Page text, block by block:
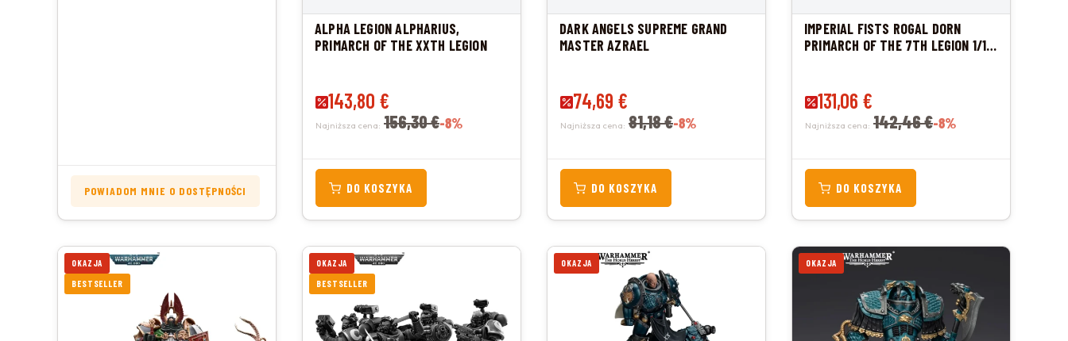
POWIADOM MNIE O DOSTĘPNOŚCI
ALPHA LEGION ALPHARIUS,
PRIMARCH OF THE XXTH LEGION
Cena promocyjna
143,80 €
Najniższa cena: 156,30 €-8%
DO KOSZYKA
DARK ANGELS SUPREME GRAND
MASTER AZRAEL
Cena promocyjna
74,69 €
Najniższa cena: 81,18 €-8%
DO KOSZYKA
IMPERIAL FISTS ROGAL DORN
PRIMARCH OF THE 7TH LEGION 1/18
Cena promocyjna
131,06 €
Najniższa cena: 142,46 €-8%
DO KOSZYKA
OKAZJA
BESTSELLER
OKAZJA
BESTSELLER
OKAZJA OKAZJA